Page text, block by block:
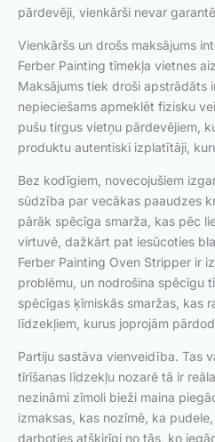
pārdevēji, vienkārši nevar
Vienkāršs un drošs maksājums
Ferber Painting tīmekļa vietnes
Maksājums tiek droši apstrādāts
nepieciešams apmeklēt fizisku
pušu tirgus vietņu pārdevējiem,
produktu autentiski izplatītāji,
Bez kodīgiem, novecojušiem
sūdzība par vecākas paaudzes
pārāk spēcīga smarža, kas pēc
virtuvē, dažkārt pat iesūcoties
Ferber Painting Oven Stripper ir
problēmu, un nodrošina spēcīgu
spēcīgas ķīmiskās smaržas, kas
līdzekļiem, kurus joprojām
Partiju sastāva vienveidība. Tas
tīrīšanas līdzekļu nozarē tā ir
nezināmi zīmoli bieži maina
izmaksas, kas nozīmē, ka
darboties atšķirīgi no tās, ko